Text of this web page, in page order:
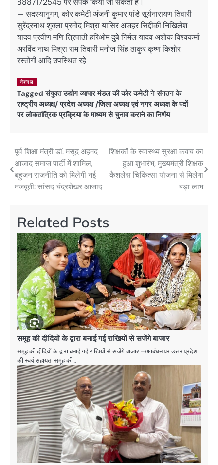
8887172545 पर संपर्क किया जा सकता है।
— सदस्यानुगण, कोर कमेटी अंजनी कुमार पांडे सूर्यनारायण तिवारी
सुरेंद्रनाथ शुक्ला प्रमोद मिश्रा यासिर अजहर सिद्दीकी निखिलेश
यादव प्रवीण मणि त्रिपाठी हरिओम दुबे निर्मल यादव अशोक विश्वकर्मा
अरविंद नाथ मिश्रा राम तिवारी मनोज सिंह ठाकुर कृष्ण किशोर
रस्तोगी आदि उपस्थित रहे
नेशनल
Taggedसंयुक्त उद्योग व्यापार मंडल की कोर कमेटी ने संगठन के
राष्ट्रीय अध्यक्ष/ प्रदेश अध्यक्ष /जिला अध्यक्ष एवं नगर अध्यक्ष के पदों
पर लोकतांत्रिक प्रक्रिया के माध्यम से चुनाव कराने का निर्णय
Post
navigation
पूर्व शिक्षा मंत्री डॉ. मसूद अहमद
आजाद समाज पार्टी में शामिल,
बहुजन राजनीति को मिलेगी नई
मजबूती: सांसद चंद्रशेखर आजाद
शिक्षकों के स्वास्थ्य सुरक्षा कवच का
हुआ शुभारंभ, मुख्यमंत्री शिक्षक
कैशलेस चिकित्सा योजना से मिलेगा
बड़ा लाभ
Related Posts
समूह की दीदियों के द्वारा बनाई गई राखियों से सजेंगे बाजार
समूह की दीदियों के द्वारा बनाई गई राखियों से सजेंगे बाजार -रक्षाबंधन पर उत्तर प्रदेश
की स्वयं सहायता समूह की…